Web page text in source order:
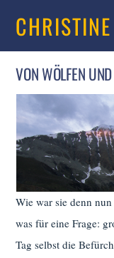
VON WÖLFEN
Wie war sie denn
was für eine Frage:
Tag selbst die